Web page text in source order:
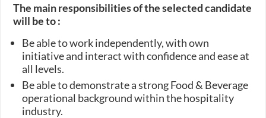
The main responsibilities of the selected candidate
will be to :
Be able to work independently, with own
initiative and interact with confidence and ease at
all levels.
Be able to demonstrate a strong Food & Beverage
operational background within the hospitality
industry.